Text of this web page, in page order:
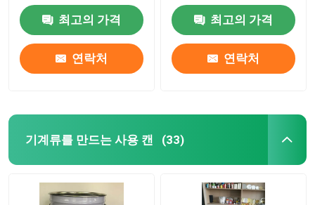
화면
회사 소개
인용문을 요구하세요
최고의 가격
연락처
최고의 가격
연락처
기계류를 만드는 사용 캔 (33)